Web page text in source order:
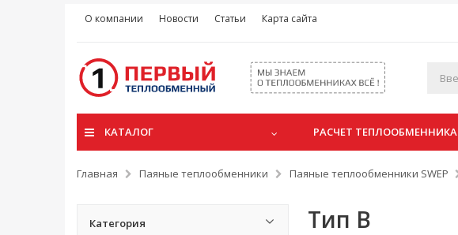
О компании Новости Статьи Карта сайта
КАТАЛОГ РАСЧЕТ ТЕПЛООБМЕННИКА
Главная Паяные теплообменники Паяные теплообменники SWEP
Тип B
Категория